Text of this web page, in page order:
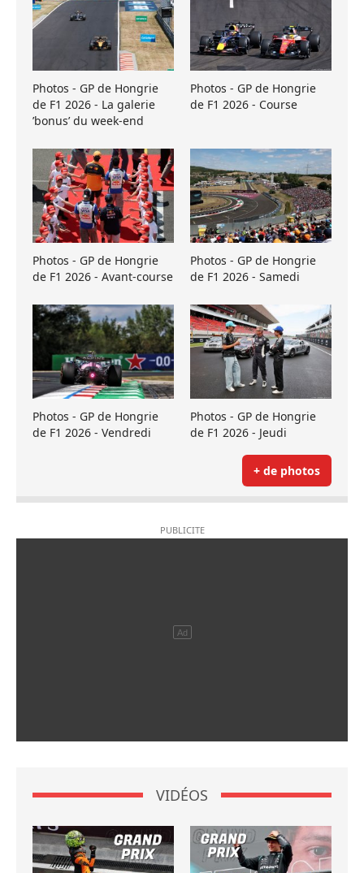
Photos - GP de Hongrie
de F1 2026 - La galerie
’bonus’ du week-end
Photos - GP de Hongrie
de F1 2026 - Course
Photos - GP de Hongrie
de F1 2026 - Avant-course
Photos - GP de Hongrie
de F1 2026 - Samedi
Photos - GP de Hongrie
de F1 2026 - Vendredi
Photos - GP de Hongrie
de F1 2026 - Jeudi
+ de photos
VIDÉOS